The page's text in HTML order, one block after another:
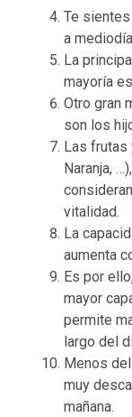
Te
a
La
mayoría
Otro gran
son los
Las frutas
Naranja,
vitalidad.
La
aumenta
Es por
mayor
permite
largo del
Menos
muy
mañana.